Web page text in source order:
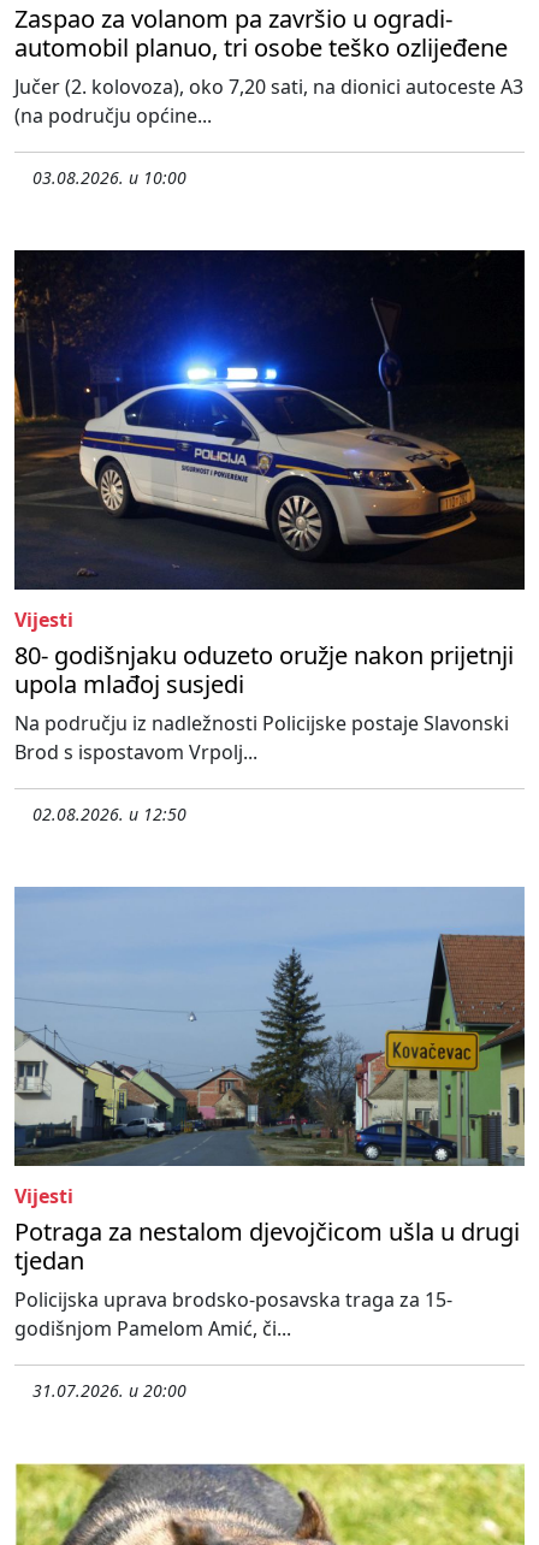
Zaspao za volanom pa završio u ogradi-
automobil planuo, tri osobe teško ozlijeđene
Jučer (2. kolovoza), oko 7,20 sati, na dionici autoceste A3
(na području općine...
03.08.2026. u 10:00
Vijesti
80- godišnjaku oduzeto oružje nakon prijetnji
upola mlađoj susjedi
Na području iz nadležnosti Policijske postaje Slavonski
Brod s ispostavom Vrpolj...
02.08.2026. u 12:50
Vijesti
Potraga za nestalom djevojčicom ušla u drugi
tjedan
Policijska uprava brodsko-posavska traga za 15-
godišnjom Pamelom Amić, či...
31.07.2026. u 20:00